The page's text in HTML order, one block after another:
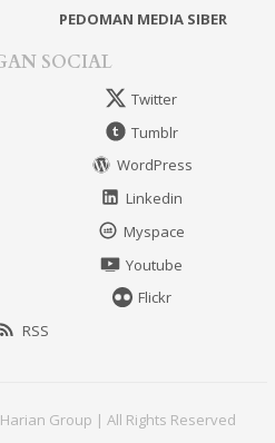
PEDOMAN MEDIA SIBER
SOCIAL
Twitter
Tumblr
WordPress
Linkedin
Myspace
Youtube
Flickr
RSS
Group | All Rights Reserved